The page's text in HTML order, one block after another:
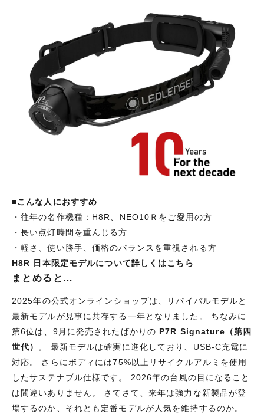
■こんな人におすすめ
・往年の名作機種：H8R、NEO10Ｒをご愛用の方
・長い点灯時間を重んじる方
・軽さ、使い勝手、価格のバランスを重視される方
H8R 日本限定モデルについて詳しくはこちら
まとめると…
2025年の公式オンラインショップは、リバイバルモデルと
最新モデルが見事に共存する一年となりました。 ちなみに
第6位は、9月に発売されたばかりの P7R Signature（第四
世代）
。 最新モデルは確実に進化しており、USB-C充電に
対応。 さらにボディには75%以上リサイクルアルミを使用
したサステナブル仕様です。 2026年の台風の目になること
は間違いありません。 さてさて、来年は強力な新製品が登
場するのか、それとも定番モデルが人気を維持するのか。